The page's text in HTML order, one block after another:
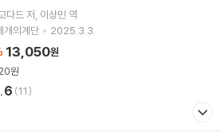
다드 저 이상민 역
개의계단
2025.3.3.
13,050원
원
(11)